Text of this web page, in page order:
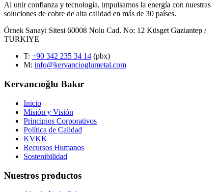
Al unir confianza y tecnología, impulsamos la energía con nuestras
soluciones de cobre de alta calidad en más de 30 países.
Örnek Sanayi Sitesi 60008 Nolu Cad. No: 12 Küsget Gaziantep /
TURKIYE
T: +90 342 235 34 14 (pbx)
M: info@kervancioglumetal.com
Kervancıoğlu Bakır
Inicio
Misión y Visión
Principios Corporativos
Política de Calidad
KVKK
Recursos Humanos
Sostenibilidad
Nuestros productos